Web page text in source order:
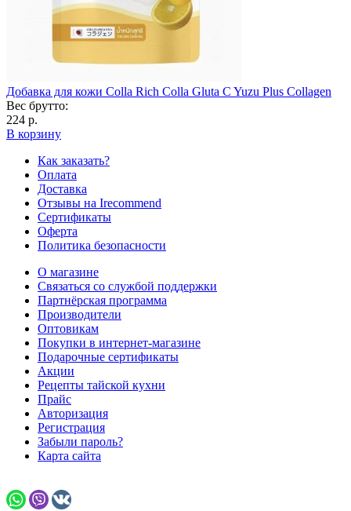
Добавка для кожи Colla Rich Colla Gluta C Yuzu Plus Collagen
Вес брутто:
224 р.
В корзину
Как заказать?
Оплата
Доставка
Отзывы на Irecommend
Сертификаты
Оферта
Политика безопасности
О магазине
Связаться со службой поддержки
Партнёрская программа
Производители
Оптовикам
Покупки в интернет-магазине
Подарочные сертификаты
Акции
Рецепты тайской кухни
Прайс
Авторизация
Регистрация
Забыли пароль?
Карта сайта